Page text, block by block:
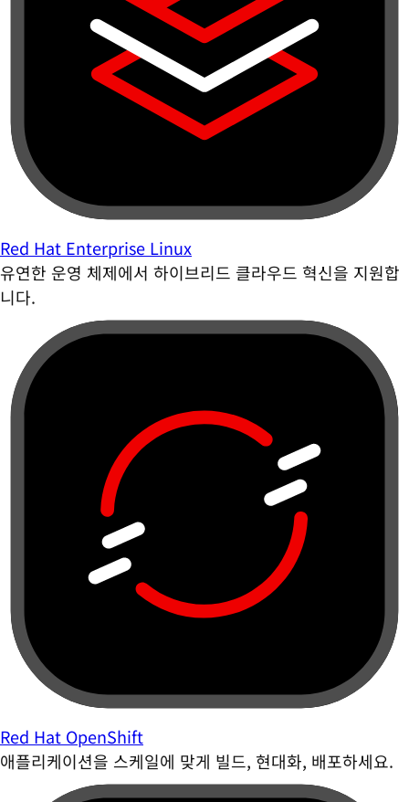
Red Hat Enterprise Linux
유연한 운영 체제에서 하이브리드 클라우드 혁신을 지원합
니다.
Red Hat OpenShift
애플리케이션을 스케일에 맞게 빌드, 현대화, 배포하세요.